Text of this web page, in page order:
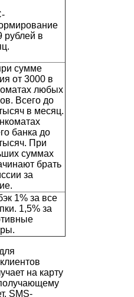
в
сумме
от 3000 в
любых
Всего до
в месяц.
банка до
При
суммах
брать
за
1% за все
1,5% за
на карту
SMS-